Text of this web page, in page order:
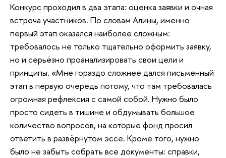
Конкурс проходил в два этапа: оценка заявки и очная
встреча участников. По словам Алины, именно
первый этап оказался наиболее сложным:
требовалось не только тщательно оформить заявку,
но и серьёзно проанализировать свои цели и
принципы. «Мне гораздо сложнее дался письменный
этап в первую очередь потому, что там требовалась
огромная рефлексия с самой собой. Нужно было
просто сидеть в тишине и обдумывать большое
количество вопросов, на которые фонд просил
ответить в развёрнутом эссе. Кроме того, нужно
было не забыть собрать все документы: справки,